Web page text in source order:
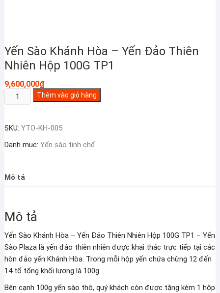
Yến Sào Khánh Hòa – Yến Đảo Thiên
Nhiên Hộp 100G TP1
9,600,000₫
Sào
Hòa
-
Thiên
Nhiên
100G
TP1
số
lượng
Thêm vào giỏ hàng
SKU: YTO-KH-005
Danh mục: Yến sào tinh chế
Mô tả
Mô tả
Yến Sào Khánh Hòa – Yến Đảo Thiên Nhiên Hộp 100G TP1 – Yến
Sào Plaza là yến đảo thiên nhiên được khai thác trực tiếp tại các
hòn đảo yến Khánh Hòa. Trong mỗi hộp yến chứa chừng 12 đến
14 tổ tổng khối lượng là 100g.
Bên cạnh 100g yến sào thô, quý khách còn được tặng kèm 1 hộp